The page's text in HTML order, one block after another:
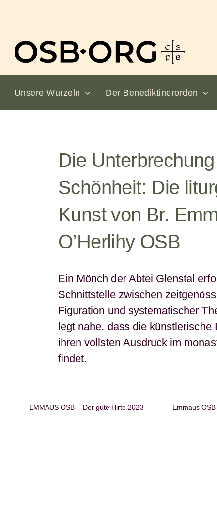
Unsere Wurzeln Der Benediktinerorden
Die
Schönheit: Die
Kunst von Br.
O’Herlihy OSB
Ein Mönch der Abtei Glenstal
Schnittstelle zwischen
Figuration und systematischer
legt nahe, dass die künstlerische
ihren vollsten Ausdruck im
findet.
EMMAUS OSB – Der gute Hirte 2023 Emmaus